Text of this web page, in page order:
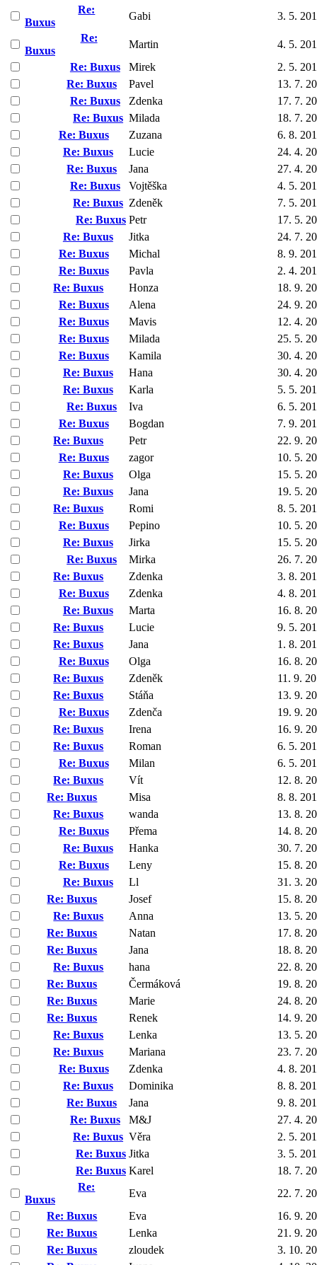
Re:
Buxus
Gabi
3. 5.
Re:
Buxus
Martin
4. 5.
Re: Buxus
Mirek
2. 5.
Re: Buxus
Pavel
13. 7.
Re: Buxus
Zdenka
17. 7.
Re: Buxus Milada
18. 7.
Re: Buxus
Zuzana
6. 8.
Re: Buxus
Lucie
24. 4.
Re: Buxus
Jana
27. 4.
Re: Buxus
Vojtěška
4. 5.
Re: Buxus Zdeněk
7. 5.
Re: Buxus Petr
17. 5.
Re: Buxus
Jitka
24. 7.
Re: Buxus
Michal
8. 9.
Re: Buxus
Pavla
2. 4.
Re: Buxus
Honza
18. 9.
Re: Buxus
Alena
24. 9.
Re: Buxus
Mavis
12. 4.
Re: Buxus
Milada
25. 5.
Re: Buxus
Kamila
30. 4.
Re: Buxus
Hana
30. 4.
Re: Buxus
Karla
5. 5.
Re: Buxus
Iva
6. 5.
Re: Buxus
Bogdan
7. 9.
Re: Buxus
Petr
22. 9.
Re: Buxus
zagor
10. 5.
Re: Buxus
Olga
15. 5.
Re: Buxus
Jana
19. 5.
Re: Buxus
Romi
8. 5.
Re: Buxus
Pepino
10. 5.
Re: Buxus
Jirka
15. 5.
Re: Buxus
Mirka
26. 7.
Re: Buxus
Zdenka
3. 8.
Re: Buxus
Zdenka
4. 8.
Re: Buxus
Marta
16. 8.
Re: Buxus
Lucie
9. 5.
Re: Buxus
Jana
1. 8.
Re: Buxus
Olga
16. 8.
Re: Buxus
Zdeněk
11. 9.
Re: Buxus
Stáňa
13. 9.
Re: Buxus
Zdenča
19. 9.
Re: Buxus
Irena
16. 9.
Re: Buxus
Roman
6. 5.
Re: Buxus
Milan
6. 5.
Re: Buxus
Vít
12. 8.
Re: Buxus
Misa
8. 8.
Re: Buxus
wanda
13. 8.
Re: Buxus
Přema
14. 8.
Re: Buxus
Hanka
30. 7.
Re: Buxus
Leny
15. 8.
Re: Buxus
Ll
31. 3.
Re: Buxus
Josef
15. 8.
Re: Buxus
Anna
13. 5.
Re: Buxus
Natan
17. 8.
Re: Buxus
Jana
18. 8.
Re: Buxus
hana
22. 8.
Re: Buxus
Čermáková
19. 8.
Re: Buxus
Marie
24. 8.
Re: Buxus
Renek
14. 9.
Re: Buxus
Lenka
13. 5.
Re: Buxus
Mariana
23. 7.
Re: Buxus
Zdenka
4. 8.
Re: Buxus
Dominika
8. 8.
Re: Buxus
Jana
9. 8.
Re: Buxus
M&J
27. 4.
Re: Buxus Věra
2. 5.
Re: Buxus Jitka
3. 5.
Re: Buxus Karel
18. 7.
Re:
Buxus
Eva
22. 7.
Re: Buxus
Eva
16. 9.
Re: Buxus
Lenka
21. 9.
Re: Buxus
zloudek
3. 10.